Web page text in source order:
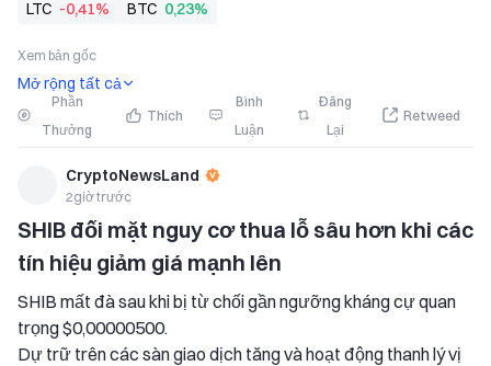
vùng kháng cự chính.
   MACD, RSI và sự phá vỡ kênh
LTC -0,41% BTC 0,23%
Xem bản gốc
Mở rộng tất cả
Phần
Thưởng
Thích
Bình
Luận
Đăng
Lại
Retweed
CryptoNewsLand
2giờ trước
SHIB đối mặt nguy cơ thua lỗ sâu hơn khi các
tín hiệu giảm giá mạnh lên
SHIB mất đà sau khi bị từ chối gần ngưỡng kháng cự quan
trọng $0,00000500.
Dự trữ trên các sàn giao dịch tăng và hoạt động thanh lý vị